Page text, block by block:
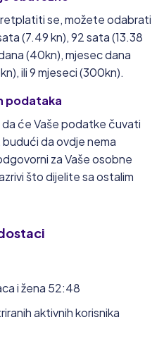
se, možete odabrati
(7.49 kn), 92 sata (13.38
(40kn), mjesec dana
ili 9 mjeseci (300kn).
podataka
će Vaše podatke čuvati
da ovdje nema
za Vaše osobne
što dijelite sa ostalim
i žena 52:48
aktivnih korisnika